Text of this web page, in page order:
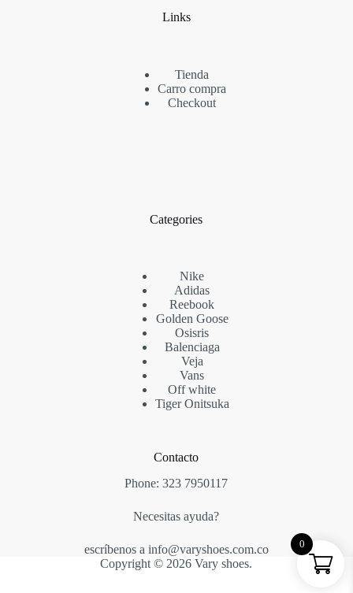
Links
Tienda
Carro compra
Checkout
Categories
Nike
Adidas
Reebook
Golden Goose
Osisris
Balenciaga
Veja
Vans
Off white
Tiger Onitsuka
Contacto
Phone:323 7950117
Necesitas ayuda?
escríbenos a info@varyshoes.com.co
Copyright © 2026 Vary shoes.
0